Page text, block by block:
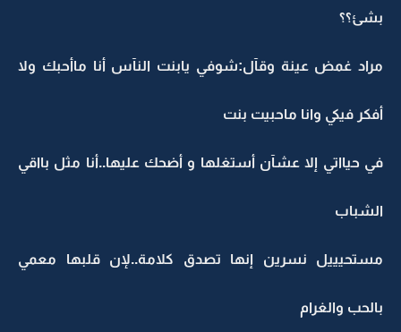
بشئ؟؟
مراد غمض عينة وقآل:شوفي يابنت النآس أنا ماأحبك ولا
أفكر فيكي وانا ماحبيت بنت
في حيااتي إلا عشآن أستغلها و أضحك عليها..أنا مثل بااقي
الشباب
مستحيييل نسرين إنها تصدق كلامة..لإن قلبها معمي
بالحب والغرام